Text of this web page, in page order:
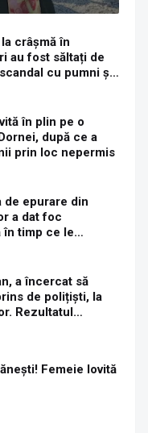
canonică
crâșmă în
au fost săltați de
cu pumni și
în plin pe o
după ce a
prin loc nepermis
de epurare din
a dat foc
în timp ce le
a încercat să
de polițiști, la
Rezultatul
l alcool pur în
Femeie lovită